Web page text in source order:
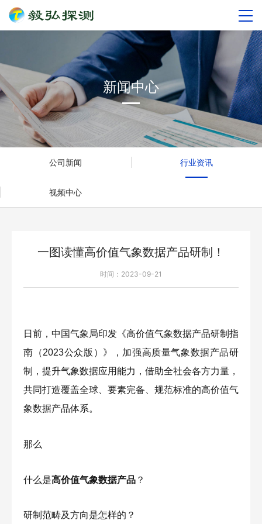
新闻中心
公司新闻 行业资讯
视频中心
一图读懂高价值气象数据产品研制！
时间：2023-09-21
日前，中国气象局印发《高价值气象数据产品研制指
南（2023公众版）》，加强高质量气象数据产品研
制，提升气象数据应用能力，借助全社会各方力量，
共同打造覆盖全球、要素完备、规范标准的高价值气
象数据产品体系。
那么
什么是高价值气象数据产品 ？
研制范畴及方向是怎样的？